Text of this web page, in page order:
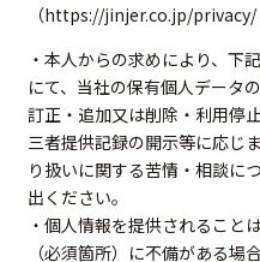
（https://jinjer.co.jp/privacy/
・本人からの求めにより、下
にて、当社の保有個人データ
訂正・追加又は削除・利用停
三者提供記録の開示等に応じ
り扱いに関する苦情・相談に
出ください。
・個人情報を提供されること
（必須箇所）に不備がある